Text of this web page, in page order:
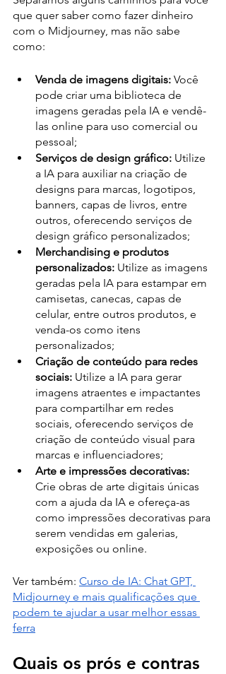
que quer saber como fazer dinheiro
com o Midjourney, mas não sabe
como:
Venda de imagens digitais: Você
pode criar uma biblioteca de
imagens geradas pela IA e vendê-
las online para uso comercial ou
pessoal;
Serviços de design gráfico: Utilize
a IA para auxiliar na criação de
designs para marcas, logotipos,
banners, capas de livros, entre
outros, oferecendo serviços de
design gráfico personalizados;
Merchandising e produtos
personalizados: Utilize as imagens
geradas pela IA para estampar em
camisetas, canecas, capas de
celular, entre outros produtos, e
venda-os como itens
personalizados;
Criação de conteúdo para redes
sociais: Utilize a IA para gerar
imagens atraentes e impactantes
para compartilhar em redes
sociais, oferecendo serviços de
criação de conteúdo visual para
marcas e influenciadores;
Arte e impressões decorativas:
Crie obras de arte digitais únicas
com a ajuda da IA e ofereça-as
como impressões decorativas para
serem vendidas em galerias,
exposições ou online.
Ver também: Curso de IA: Chat GPT,
Midjourney e mais qualificações que
podem te ajudar a usar melhor essas
ferra
Quais os prós e contras